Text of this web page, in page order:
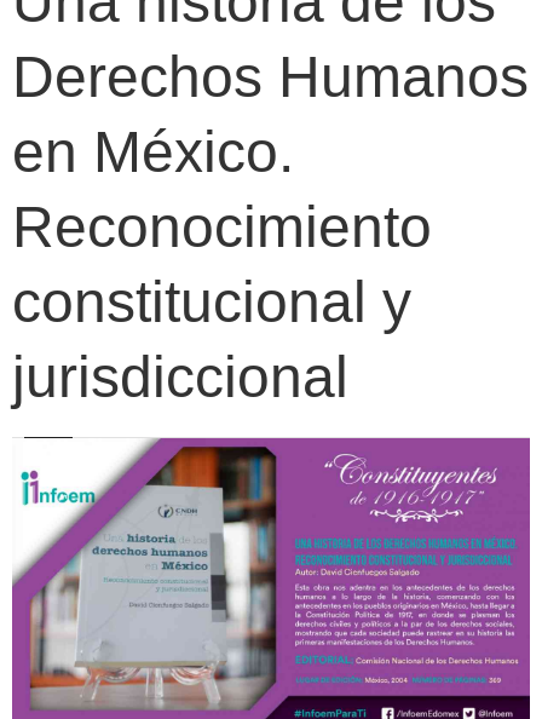
Derechos Humanos
en México.
Reconocimiento
constitucional y
jurisdiccional